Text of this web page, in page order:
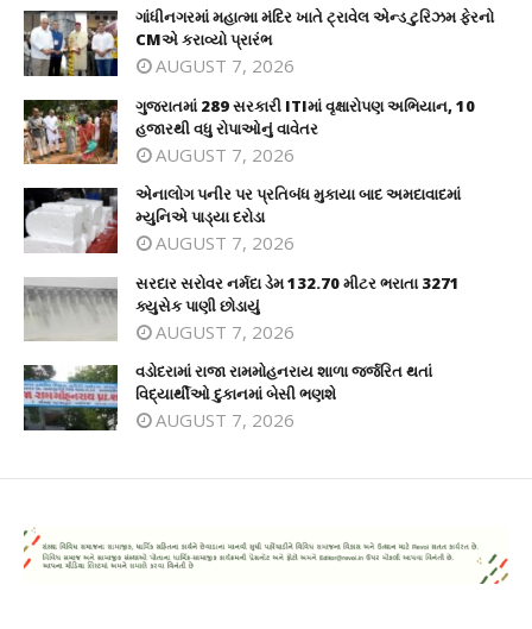
ગાંધીનગરમાં મહાત્મા મંદિર ખાતે ટ્રાવેલ એન્ડ ટુરિઝમ ફેરનો
CMએ કરાવ્યો પ્રારંભ
AUGUST 7, 2026
ગુજરાતમાં 289 સરકારી ITIમાં વૃક્ષારોપણ અભિયાન, 10
હજારથી વધુ રોપાઓનું વાવેતર
AUGUST 7, 2026
એનાલોગ પનીર પર પ્રતિબંધ મુકાયા બાદ અમદાવાદમાં
મ્યુનિએ પાડ્યા દરોડા
AUGUST 7, 2026
સરદાર સરોવર નર્મદા ડેમ 132.70 મીટર ભરાતા 3271
ક્યુસેક પાણી છોડાયું
AUGUST 7, 2026
વડોદરામાં રાજા રામમોહનરાય શાળા જર્જરિત થતાં
વિદ્યાર્થીઓ દુકાનમાં બેસી ભણશે
AUGUST 7, 2026